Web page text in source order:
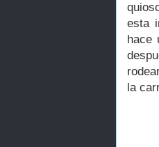
esta
hace
la